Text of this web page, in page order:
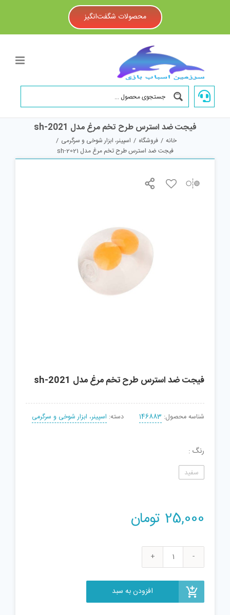
محصولات شگفت‌انگیز
فیجت ضد استرس طرح تخم مرغ مدل sh-2021
خانه / فروشگاه / اسپینر، ابزار شوخی و سرگرمی /
فیجت ضد استرس طرح تخم مرغ مدل sh-2021
فیجت ضد استرس طرح تخم مرغ مدل sh-2021
شناسه محصول: 146883 دسته: اسپینر، ابزار شوخی و سرگرمی
رنگ
سفید
25,000 تومان
فیجت
افزودن به سبد